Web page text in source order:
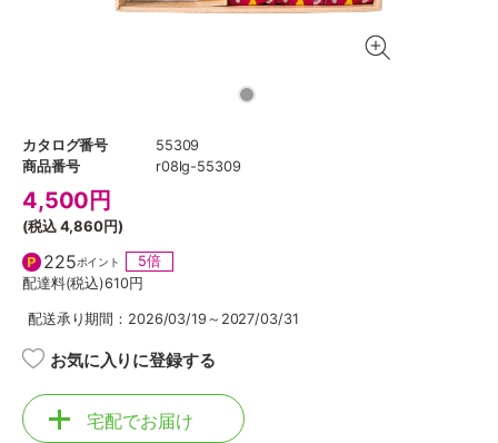
カタログ番号
55309
商品番号
r08lg-55309
4,500 円
(税込4,860円)
225ポイント
5倍
配達料(税込)610円
配送承り期間：2026/03/19～2027/03/31
お気に入りに登録する
宅配でお届け